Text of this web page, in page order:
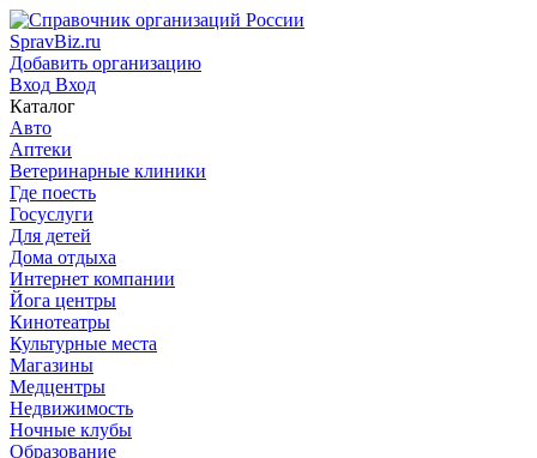
SpravBiz.ru
Добавить организацию
Вход Вход
Каталог
Авто
Аптеки
Ветеринарные клиники
Где поесть
Госуслуги
Для детей
Дома отдыха
Интернет компании
Йога центры
Кинотеатры
Культурные места
Магазины
Медцентры
Недвижимость
Ночные клубы
Образование